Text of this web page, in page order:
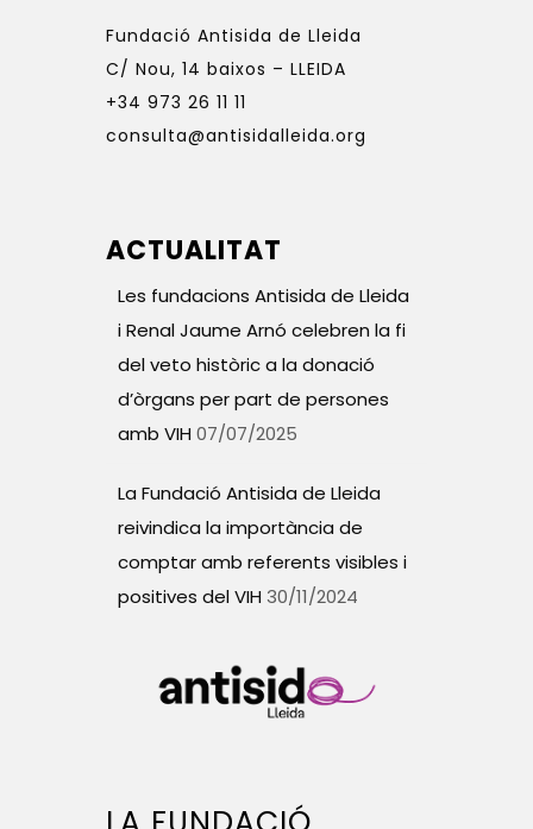
Fundació Antisida de Lleida
C/ Nou, 14 baixos – LLEIDA
+34 973 26 11 11
consulta@antisidalleida.org
ACTUALITAT
Les fundacions Antisida de Lleida
i Renal Jaume Arnó celebren la fi
del veto històric a la donació
d’òrgans per part de persones
amb VIH 07/07/2025
La Fundació Antisida de Lleida
reivindica la importància de
comptar amb referents visibles i
positives del VIH 30/11/2024